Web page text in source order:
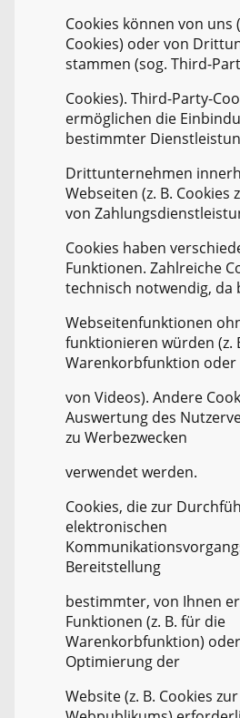
Cookies können von uns
Cookies) oder von
stammen (sog. Third-
Cookies). Third-Party-
ermöglichen die
bestimmter
Drittunternehmen
Webseiten (z. B. Cookies
von
Cookies haben
Funktionen. Zahlreiche
technisch notwendig, da
Webseitenfunktionen
funktionieren würden (z.
Warenkorbfunktion oder
von Videos). Andere
Auswertung des
zu Werbezwecken
verwendet werden.
Cookies, die zur
elektronischen
Bereitstellung
bestimmter, von Ihnen
Funktionen (z. B. für die
Warenkorbfunktion)
Optimierung der
Website (z. B. Cookies